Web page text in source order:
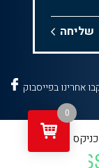
אחרינו בפייסבוק
0